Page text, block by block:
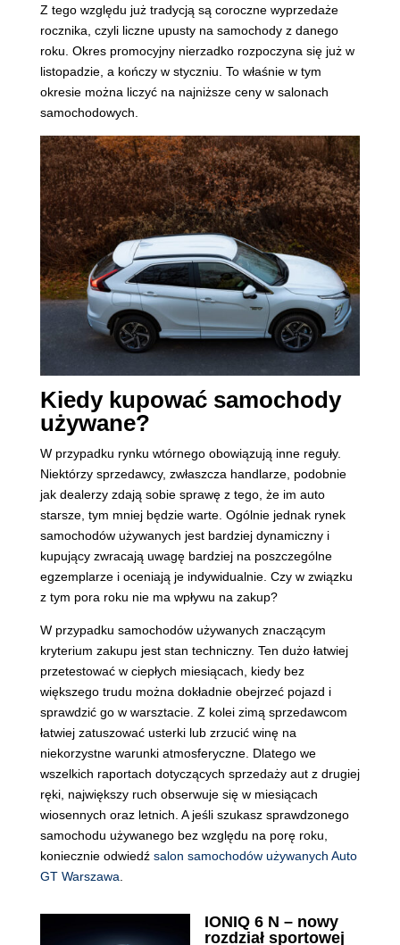
Z tego względu już tradycją są coroczne wyprzedaże
rocznika, czyli liczne upusty na samochody z danego
roku. Okres promocyjny nierzadko rozpoczyna się już w
listopadzie, a kończy w styczniu. To właśnie w tym
okresie można liczyć na najniższe ceny w salonach
samochodowych.
Kiedy kupować samochody
używane?
W przypadku rynku wtórnego obowiązują inne reguły.
Niektórzy sprzedawcy, zwłaszcza handlarze, podobnie
jak dealerzy zdają sobie sprawę z tego, że im auto
starsze, tym mniej będzie warte. Ogólnie jednak rynek
samochodów używanych jest bardziej dynamiczny i
kupujący zwracają uwagę bardziej na poszczególne
egzemplarze i oceniają je indywidualnie. Czy w związku
z tym pora roku nie ma wpływu na zakup?
W przypadku samochodów używanych znaczącym
kryterium zakupu jest stan techniczny. Ten dużo łatwiej
przetestować w ciepłych miesiącach, kiedy bez
większego trudu można dokładnie obejrzeć pojazd i
sprawdzić go w warsztacie. Z kolei zimą sprzedawcom
łatwiej zatuszować usterki lub zrzucić winę na
niekorzystne warunki atmosferyczne. Dlatego we
wszelkich raportach dotyczących sprzedaży aut z drugiej
ręki, największy ruch obserwuje się w miesiącach
wiosennych oraz letnich. A jeśli szukasz sprawdzonego
samochodu używanego bez względu na porę roku,
koniecznie odwiedź salon samochodów używanych Auto
GT Warszawa
IONIQ 6 N – nowy
rozdział sportowej